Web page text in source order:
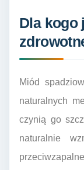
Dla kogo
Miód
naturalnych
czynią go
naturalnie